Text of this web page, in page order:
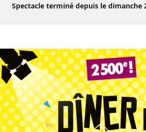
Spectacle terminé depuis le dimanche